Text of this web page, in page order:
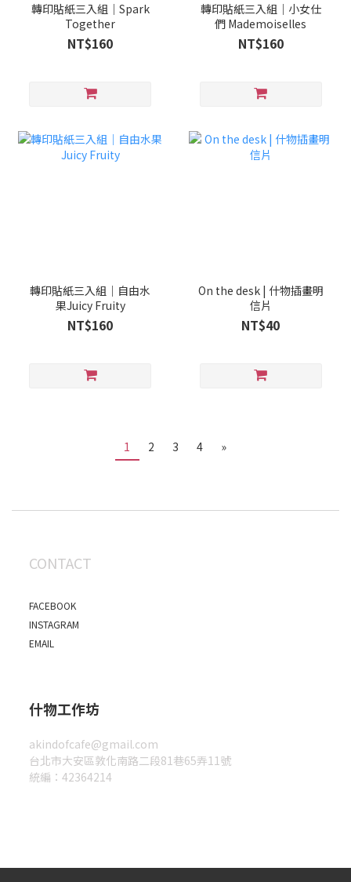
轉印貼紙三入組｜Spark
Together
NT$160
轉印貼紙三入組｜小女仕
們 Mademoiselles
NT$160
轉印貼紙三入組｜自由水
果Juicy Fruity
NT$160
On the desk | 什物插畫明
信片
NT$40
1 2 3 4 »
CONTACT
FACEBOOK
INSTAGRAM
EMAIL
什物工作坊
akindofcafe@gmail.com
台北市大安區敦化南路二段81巷65弄11號
統編：42364214